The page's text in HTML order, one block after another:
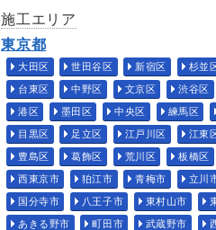
施工エリア
東京都
大田区 世田谷区 新宿区 杉並
台東区 中野区 文京区 渋谷区
港区 墨田区 中央区 練馬区
目黒区 足立区 江戸川区 江東
豊島区 葛飾区 荒川区 板橋区
西東京市 狛江市 青梅市 立川
国分寺市 八王子市 東村山市
あきる野市 町田市 武蔵野市